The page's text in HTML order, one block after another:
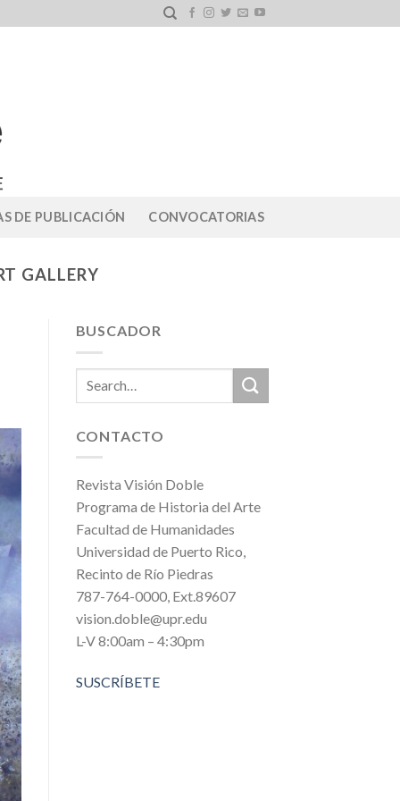
DE PUBLICACIÓN CONVOCATORIAS
GALLERY
BUSCADOR
CONTACTO
Revista Visión Doble
Programa de Historia del Arte
Facultad de Humanidades
Universidad de Puerto Rico,
Recinto de Río Piedras
787-764-0000, Ext.89607
vision.doble@upr.edu
L-V 8:00am – 4:30pm
SUSCRÍBETE